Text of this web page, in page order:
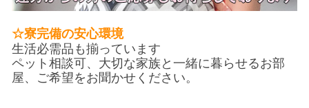
☆寮完備の安心環境
生活必需品も揃っています
ペット相談可、大切な家族と一緒に暮らせるお部
屋、ご希望をお聞かせください。